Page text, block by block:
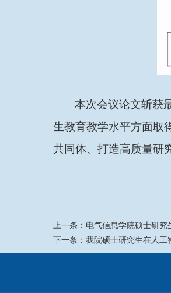
本次会议论文斩获
生教育教学水平方面取
共同体、打造高质量研
上一条： 电气信息学院硕士研
下一条： 我院硕士研究生在人工